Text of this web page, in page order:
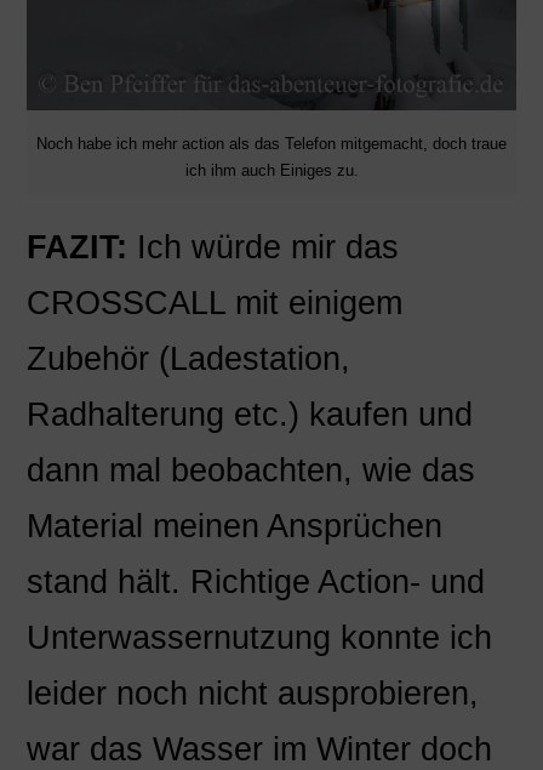
Noch habe ich mehr action als das Telefon mitgemacht, doch traue
ich ihm auch Einiges zu.
FAZIT: Ich würde mir das
CROSSCALL mit einigem
Zubehör (Ladestation,
Radhalterung etc.) kaufen und
dann mal beobachten, wie das
Material meinen Ansprüchen
stand hält. Richtige Action- und
Unterwassernutzung konnte ich
leider noch nicht ausprobieren,
war das Wasser im Winter doch